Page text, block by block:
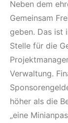
Neben dem
Gemeinsam
geben. Das ist
Stelle für die
Verwaltung.
höher als die
„eine